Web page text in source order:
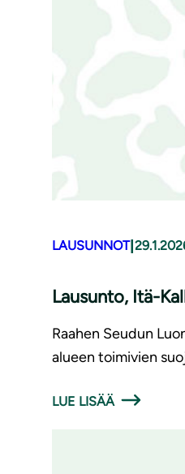
LAUSUNNOT|
Lausunto, Itä-
Raahen Seudun
alueen toimivien
LUE LISÄÄ